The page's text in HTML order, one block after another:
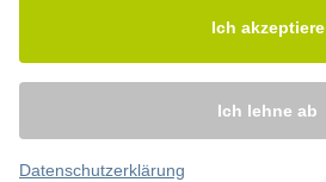
© 2026 – Sanpura. Alle Rechte vorbehalten.
Ich akzeptiere
Ich lehne ab
Datenschutzerklärung